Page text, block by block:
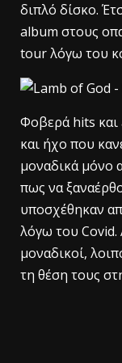
διπλό δίσκο.
album στους
tour λόγω του
Φοβερά hits και
και ήχο που
μοναδικά μόνο
πως να
υποσχέθηκαν
λόγω του Covid.
μοναδικοί,
τη θέση τους